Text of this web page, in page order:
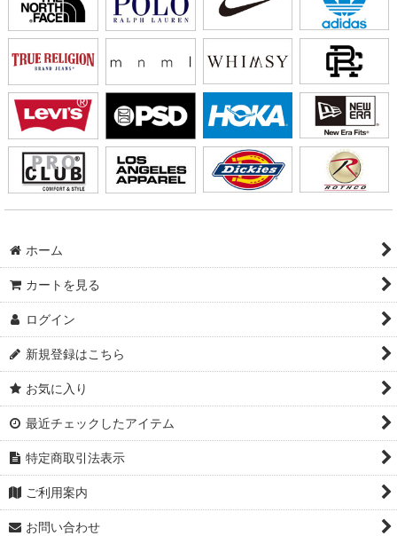
ホーム
カートを見る
ログイン
新規登録はこちら
お気に入り
最近チェックしたアイテム
特定商取引法表示
ご利用案内
お問い合わせ